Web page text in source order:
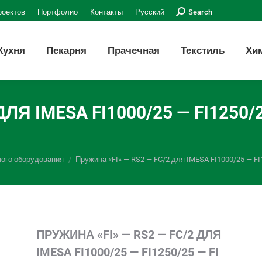
Портфолио Контакты Русский Поиск:Search
Пекарня Прачечная Текстиль
IMESA FI1000/25 — FI1250/
оборудования Пружина «FI» — RS2 — FC/2 для IMESA FI1000/25 —
ПРУЖИНА «FI» — RS2 — FC/2 ДЛЯ
IMESA FI1000/25 — FI1250/25 — FI